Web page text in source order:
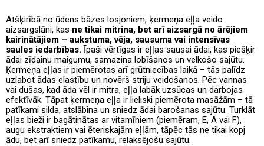
Atšķirībā no ūdens bāzes losjoniem, ķermeņa eļļa veido
aizsargslāni, kas ne tikai mitrina, bet arī aizsargā no ārējiem
kairinātājiem – aukstuma, vēja, sausuma vai intensīvas
saules iedarbības. Īpaši vērtīgas ir eļļas sausai ādai, kas piešķir
ādai zīdainu maigumu, samazina lobīšanos un velkošo sajūtu.
Ķermeņa eļļas ir piemērotas arī grūtniecības laikā – tās palīdz
uzlabot ādas elastību un novērš striju veidošanos. Pēc vannas
vai dušas, kad āda vēl ir mitra, eļļa labāk uzsūcas un darbojas
efektīvāk. Tāpat ķermeņa eļļa ir lieliski piemērota masāžām – tā
patīkami silda, atslābina un sniedz ādai barošanas sajūtu. Turklāt
eļļas bieži ir bagātinātas ar vitamīniem (piemēram, E, A vai F),
augu ekstraktiem vai ēteriskajām eļļām, tāpēc tās ne tikai kopj
ādu, bet arī sniedz patīkamu, relaksējošu sajūtu.